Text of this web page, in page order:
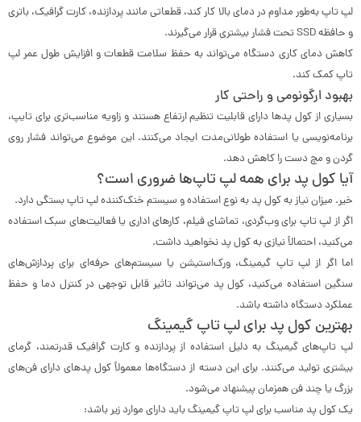
لپ تاپ به‌طور مداوم در دمای بالا کار کند، قطعاتی مانند پردازنده، کارت گرافیک، باتری
و حافظه SSD تحت فشار بیشتری قرار می‌گیرند.
کاهش دمای کاری دستگاه می‌تواند به حفظ سلامت قطعات و افزایش طول عمر لپ
تاپ کمک کند.
بهبود ارگونومی و راحتی کار
بسیاری از کول پدها دارای قابلیت تنظیم ارتفاع هستند و زاویه مناسب‌تری برای تایپ،
برنامه‌نویسی یا استفاده طولانی‌مدت ایجاد می‌کنند. این موضوع می‌تواند فشار روی
گردن و مچ دست را کاهش دهد.
آیا کول پد برای همه لپ تاپ‌ها ضروری است؟
خیر. میزان نیاز به کول پد به نوع استفاده و سیستم خنک‌کننده لپ تاپ بستگی دارد.
اگر از لپ تاپ برای وب‌گردی، تماشای فیلم، کارهای اداری یا فعالیت‌های سبک استفاده
می‌کنید، احتمالاً نیازی به کول پد نخواهید داشت.
اما اگر از لپ تاپ گیمینگ، ورک‌استیشن یا سیستم‌های حرفه‌ای برای پردازش‌های
سنگین استفاده می‌کنید، کول پد می‌تواند تاثیر قابل توجهی در کنترل دما و حفظ
عملکرد دستگاه داشته باشد.
بهترین کول پد برای لپ تاپ گیمینگ
لپ تاپ‌های گیمینگ به دلیل استفاده از پردازنده و کارت گرافیک قدرتمند، گرمای
بیشتری تولید می‌کنند. برای این دسته از دستگاه‌ها معمولاً کول پدهای دارای فن‌های
بزرگ یا چند فن همزمان پیشنهاد می‌شود.
یک کول پد مناسب برای لپ تاپ گیمینگ باید دارای موارد زیر باشد: